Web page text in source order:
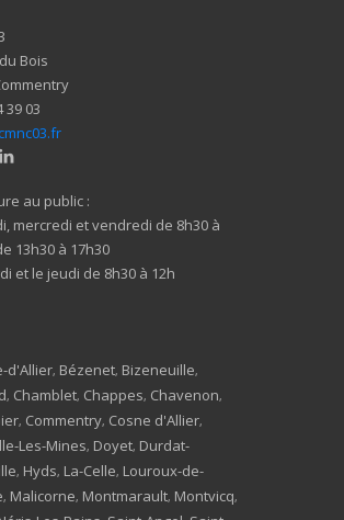
Bois
39 03
au public :
mercredi et vendredi de 8h30 à
13h30 à 17h30
et le jeudi de 8h30 à 12h
d'Allier, Bézenet, Bizeneuille,
, Chamblet, Chappes, Chavenon,
, Commentry, Cosne d'Allier,
Les-Mines, Doyet, Durdat-
, Hyds, La-Celle, Louroux-de-
, Malicorne, Montmarault, Montvicq,